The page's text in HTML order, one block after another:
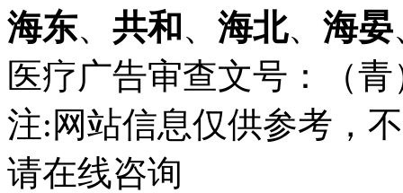
海东、 共和 、 海北、 海晏
医疗广告审查文号：（
注:网站信息仅供参考，
请在线咨询